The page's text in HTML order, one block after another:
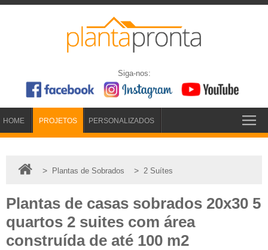
Siga-nos:
HOME PROJETOS PERSONALIZADOS
> Plantas de Sobrados > 2 Suítes
Plantas de casas sobrados 20x30 5
quartos 2 suites com área
construída de até 100 m2